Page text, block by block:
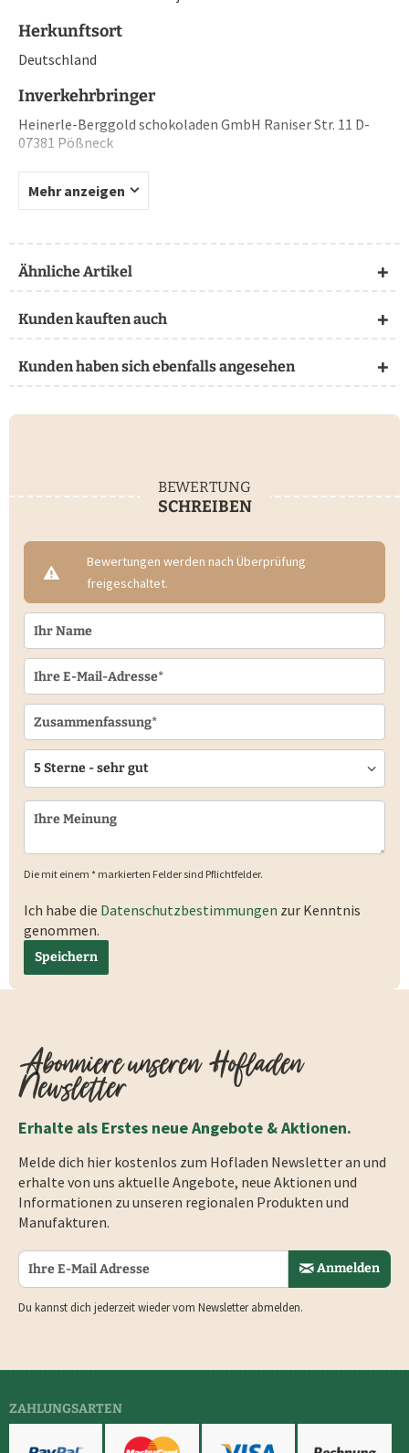
Herkunftsort
Deutschland
Inverkehrbringer
Heinerle-Berggold schokoladen GmbH Raniser Str. 11 D-
07381 Pößneck
Mehr anzeigen
Ähnliche Artikel
Kunden kauften auch
Kunden haben sich ebenfalls angesehen
BEWERTUNG
SCHREIBEN
Bewertungen werden nach Überprüfung
freigeschaltet.
Die mit einem * markierten Felder sind Pflichtfelder.
Ich habe die Datenschutzbestimmungen zur Kenntnis
genommen.
Speichern
Abonniere unseren Hofladen
Newsletter
Erhalte als Erstes neue Angebote & Aktionen.
Melde dich hier kostenlos zum Hofladen Newsletter an und
erhalte von uns aktuelle Angebote, neue Aktionen und
Informationen zu unseren regionalen Produkten und
Manufakturen.
Anmelden
Du kannst dich jederzeit wieder vom Newsletter abmelden.
ZAHLUNGSARTEN